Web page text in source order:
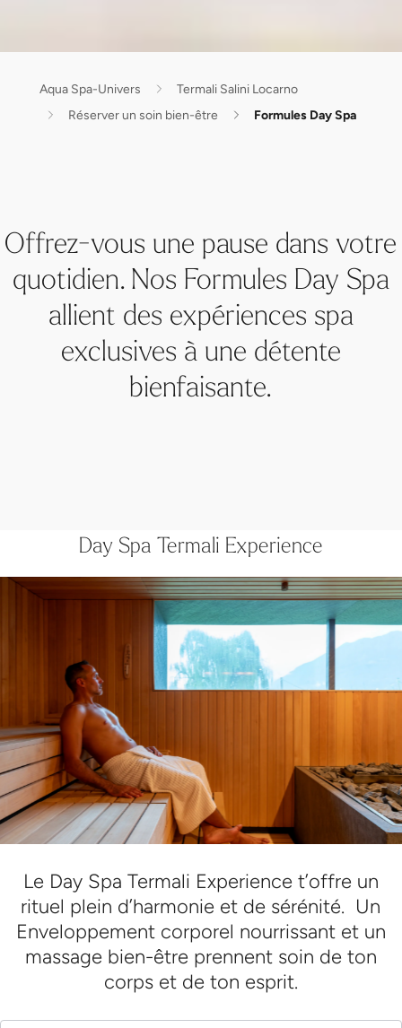
Aqua Spa-Univers
Termali Salini Locarno
Réserver un soin bien-être
Formules Day Spa
Offrez-vous une pause dans votre
quotidien. Nos Formules Day Spa
allient des expériences spa
exclusives à une détente
bienfaisante.
Day Spa Termali Experience
Le Day Spa Termali Experience t’offre un
rituel plein d’harmonie et de sérénité. Un
Enveloppement corporel nourrissant et un
massage bien-être prennent soin de ton
corps et de ton esprit.